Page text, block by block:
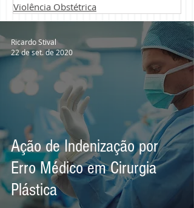
Violência Obstétrica
Ação de Indenização por
Erro Médico em Cirurgia
Plástica
Ricardo Stival
22 de set. de 2020